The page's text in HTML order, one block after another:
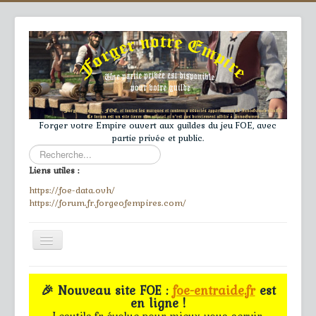
Forger votre Empire ouvert aux guildes du jeu FOE, avec
partie privée et public.
Rechercher
Liens utiles :
https://foe-data.ovh/
https://forum.fr.forgeofempires.com/
Toggle
Navigation
≡
Accueil
🎉 Nouveau site FOE :foe-entraide.frest
en ligne !